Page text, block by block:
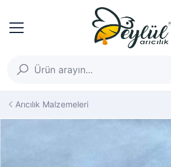
Arıcılık Malzemeleri